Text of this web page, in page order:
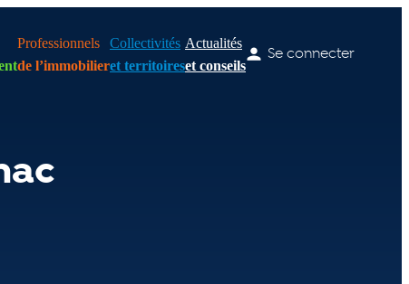
Professionnels
de l’immobilier
Collectivités
et territoires
Actualités
et conseils
Se connecter